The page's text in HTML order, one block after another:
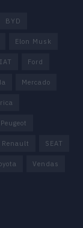
BYD
Elon Musk
Ford
Mercado
Peugeot
Renault SEAT
Vendas